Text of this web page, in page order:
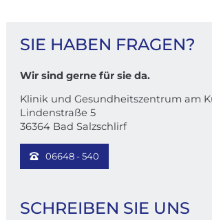
KONTAKT
SIE HABEN FRAGEN?
Wir sind gerne für sie da.
Klinik und Gesundheitszentrum am
Lindenstraße 5
36364 Bad Salzschlirf
06648 - 540
SCHREIBEN SIE UNS